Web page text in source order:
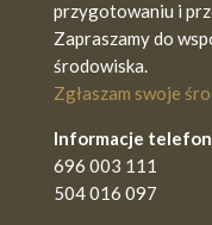
przygotowaniu i
Zapraszamy do
środowiska.
Zgłaszam swoje
Informacje
696 003 111
504 016 097